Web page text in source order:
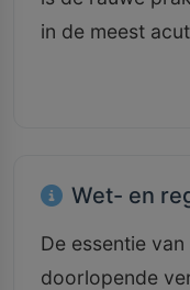
in de meest
Wet- en
De essentie
doorlopende